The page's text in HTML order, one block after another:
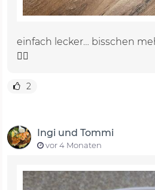
einfach lecker… bisschen
👍🏼
2
Ingi und Tommi
vor 4 Monaten